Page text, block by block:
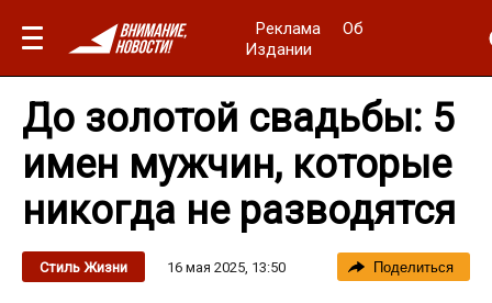
Реклама
Об
Издании
До золотой свадьбы: 5
имен мужчин, которые
никогда не разводятся
Стиль Жизни 16 мая 2025, 13:50 Поделиться